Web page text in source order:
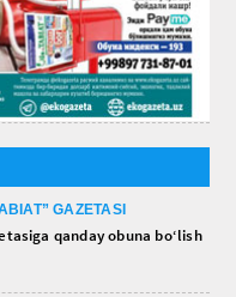
GAZETASI
qanday obuna bo‘lish